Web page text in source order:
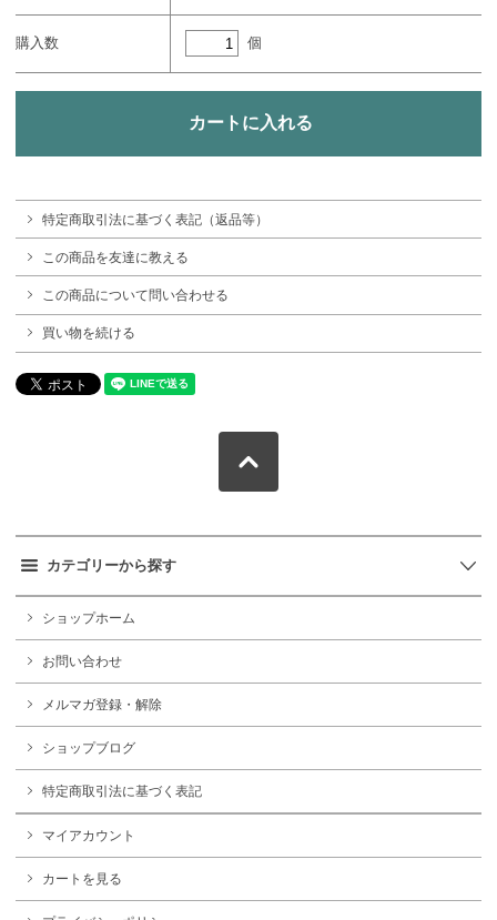
購入数 個
特定商取引法に基づく表記（返品等）
この商品を友達に教える
この商品について問い合わせる
買い物を続ける
カテゴリーから探す
ショップホーム
お問い合わせ
メルマガ登録・解除
ショップブログ
特定商取引法に基づく表記
マイアカウント
カートを見る